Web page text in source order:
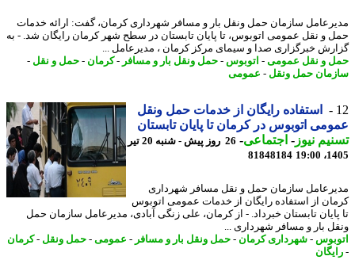
سازمان حمل ونقل بار و مسافر شهرداری کرمان، گفت: ارائه خدمات
و نقل عمومی اتوبوس، تا پایان تابستان در سطح شهر کرمان رایگان شد. - به
خبرگزاری صدا و سیمای مرکز کرمان ، مدیرعامل ...
و نقل عمومی-اتوبوس-حمل ونقل بار و مسافر-کرمان -حمل و نقل -
حمل ونقل-عمومی
استفاده رایگان از خدمات حمل ونقل
اتوبوس در کرمان تا پایان تابستان
نیوز-اجتماعی-
26 روز پیش - شنبه 20 تیر
81848184
سازمان حمل و نقل مسافر شهرداری
از استفاده رایگان از خدمات عمومی اتوبوس
تابستان خبرداد. - از کرمان، علی زنگی آبادی، مدیرعامل سازمان حمل
بار و مسافر شهرداری ...
-شهرداری کرمان -حمل ونقل بار و مسافر-عمومی-حمل ونقل-کرمان